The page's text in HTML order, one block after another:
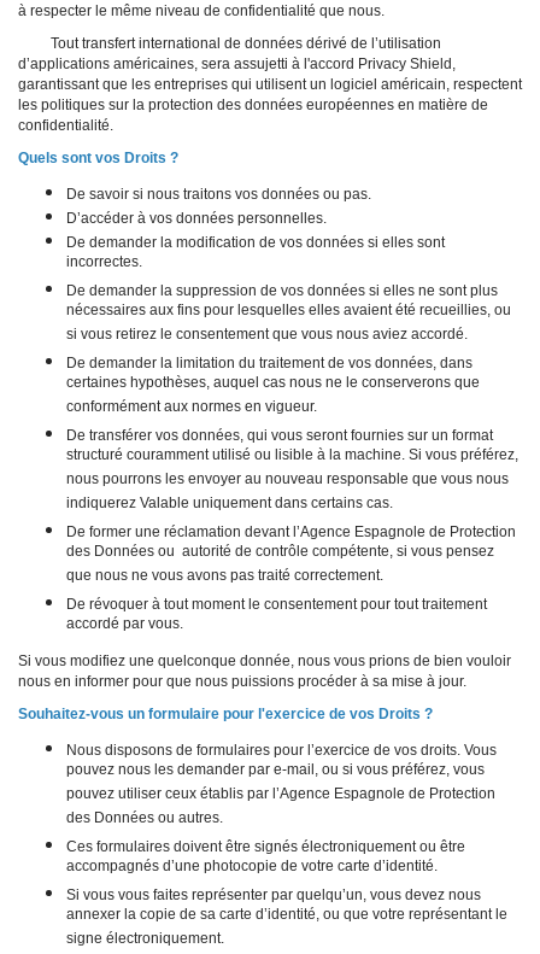
à respecter le même niveau de confidentialité que nous.
Tout transfert international de données dérivé de l’utilisation
d’applications américaines, sera assujetti à l'accord Privacy Shield,
garantissant que les entreprises qui utilisent un logiciel américain, respectent
les politiques sur la protection des données européennes en matière de
confidentialité.
Quels sont vos Droits ?
De savoir si nous traitons vos données ou pas.
D’accéder à vos données personnelles.
De demander la modification de vos données si elles sont
incorrectes.
De demander la suppression de vos données si elles ne sont plus
nécessaires aux fins pour lesquelles elles avaient été recueillies, ou
si vous retirez le consentement que vous nous aviez accordé.
De demander la limitation du traitement de vos données, dans
certaines hypothèses, auquel cas nous ne le conserverons que
conformément aux normes en vigueur.
De transférer vos données, qui vous seront fournies sur un format
structuré couramment utilisé ou lisible à la machine. Si vous préférez,
nous pourrons les envoyer au nouveau responsable que vous nous
indiquerez Valable uniquement dans certains cas.
De former une réclamation devant l’Agence Espagnole de Protection
des Données ou autorité de contrôle compétente, si vous pensez
que nous ne vous avons pas traité correctement.
De révoquer à tout moment le consentement pour tout traitement
accordé par vous.
Si vous modifiez une quelconque donnée, nous vous prions de bien vouloir
nous en informer pour que nous puissions procéder à sa mise à jour.
Souhaitez-vous un formulaire pour l'exercice de vos Droits ?
Nous disposons de formulaires pour l’exercice de vos droits. Vous
pouvez nous les demander par e-mail, ou si vous préférez, vous
pouvez utiliser ceux établis par l’Agence Espagnole de Protection
des Données ou autres.
Ces formulaires doivent être signés électroniquement ou être
accompagnés d’une photocopie de votre carte d’identité.
Si vous vous faites représenter par quelqu’un, vous devez nous
annexer la copie de sa carte d’identité, ou que votre représentant le
signe électroniquement.